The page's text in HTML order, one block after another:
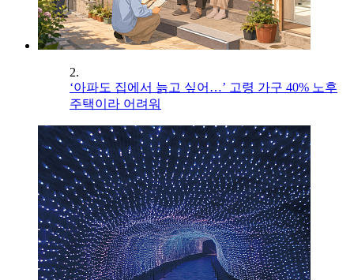
2.
‘아파도 집에서 늙고 싶어…’ 고령 가구 40% 노후
주택이라 어려워